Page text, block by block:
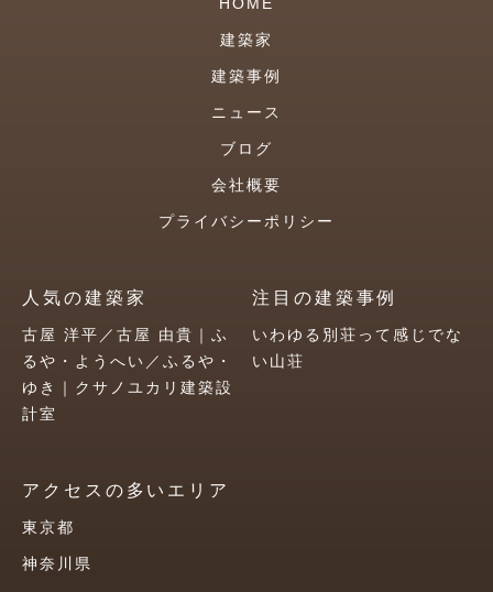
建築家
建築事例
ニュース
ブログ
会社概要
プライバシーポリシー
人気の建築家
古屋 洋平／古屋 由貴｜ふ
るや・ようへい／ふるや・
ゆき｜クサノユカリ建築設
計室
注目の建築事例
いわゆる別荘って感じでな
い山荘
アクセスの多いエリア
東京都
神奈川県